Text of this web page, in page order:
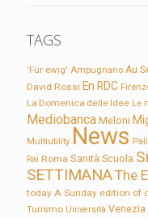
TAGS
'Für ewig' Ampugnano Au
David Rossi En RDC
La Domenica delle Idee Le
Mediobanca Meloni
Multiutility News
Rai Roma Sanità Scuola
SETTIMANAThe
today A Sunday edition of
Turismo Università Venezia